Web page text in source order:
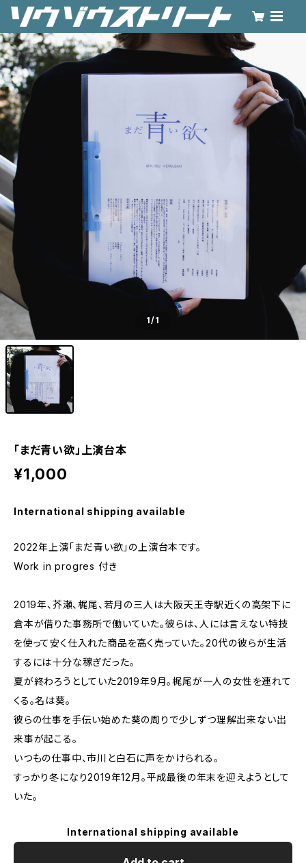
1/1
「まだ青い欲」上演台本
¥1,000
International shipping available
2022年上演「まだ青い欲」の上演台本です。
Work in progres 付き
2019年、芥瀬、梶尾、若月の三人は大阪天王寺駅近くの高架下に
倉本が借りた事務所で働いていた。彼らは、人には言えない特技
を使って安く仕入れた商品を高く売っていた。20代の彼らが生活
するには十分な稼ぎだった。
夏が終わろうとしていた2019年9月。梶尾が一人の女性を連れて
くる。名は葵。
彼らの仕事を手伝い始めた葵の周りで少しずつ理解出来ない出
来事が起こる。
いつもの仕事中、市川と白石に声をかけられる。
すっかり冬になり2019年12月。平成最後の年末を迎えようとして
いた。
International shipping available